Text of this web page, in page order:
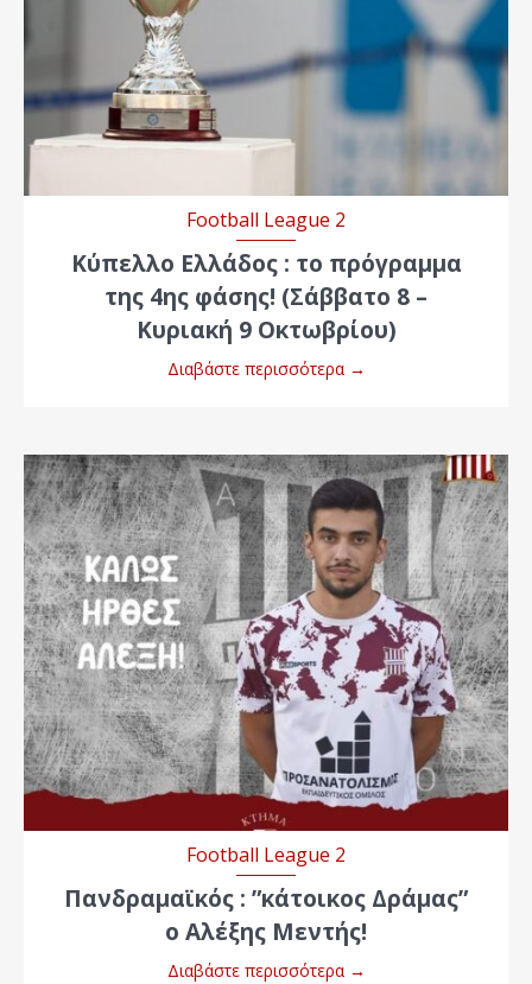
Football League 2
Kύπελλο Ελλάδος : το πρόγραμμα
της 4ης φάσης! (Σάββατο 8 –
Κυριακή 9 Οκτωβρίου)
Διαβάστε περισσότερα →
Football League 2
Πανδραμαϊκός : ”κάτοικος Δράμας”
ο Αλέξης Μεντής!
Διαβάστε περισσότερα →